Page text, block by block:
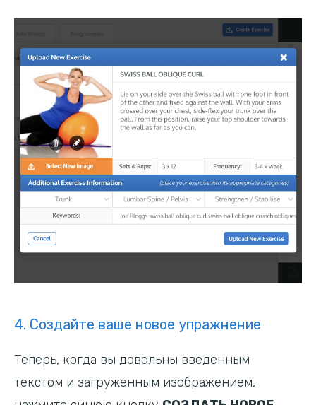
4. Создайте ваше новое упражнение
Теперь, когда вы довольны введенным
текстом и загруженным изображением,